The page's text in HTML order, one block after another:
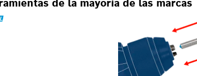
de la mayoría de las marcas